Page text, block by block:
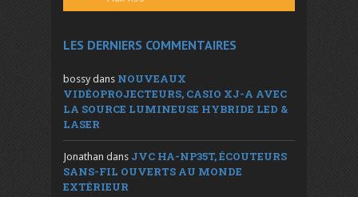
LES DERNIERS COMMENTAIRES
bossy dans NOUVEAUX
VIDÉOPROJECTEURS, CASIO XJ-A AVEC
LA SOURCE LUMINEUSE HYBRIDE LED &
LASER
Jonathan dans JVC HA-NP35T, ÉCOUTEURS
SANS-FIL OUVERTS AU MONDE
EXTÉRIEUR